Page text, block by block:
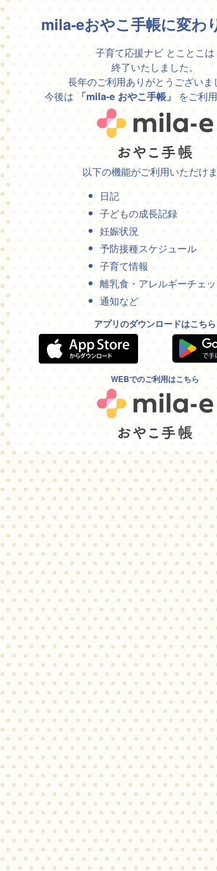
mila-eおやこ手帳に変わ
子育て応援ナビ とことこは
終了いたしました。
長年のご利用ありがとうございま
今後は
「mila-e おやこ手帳」 をご利
以下の機能がご利用いただけ
日記
子どもの成長記録
妊娠状況
予防接種スケジュール
子育て情報
離乳食・アレルギーチェ
通知など
アプリのダウンロードはこちら
WEBでのご利用はこちら